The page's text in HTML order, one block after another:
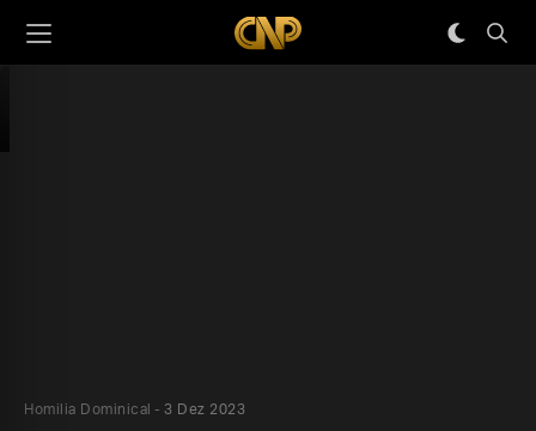
Homilia Dominical 3 Dez 2023